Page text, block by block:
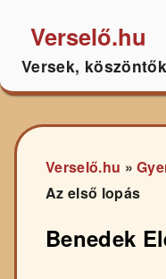
Verselő.hu
Versek,
Verselő.hu »
Az első lopás
Benedek